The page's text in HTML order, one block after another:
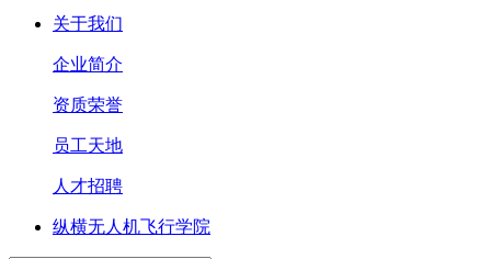
关于我们
企业简介
资质荣誉
员工天地
人才招聘
纵横无人机飞行学院